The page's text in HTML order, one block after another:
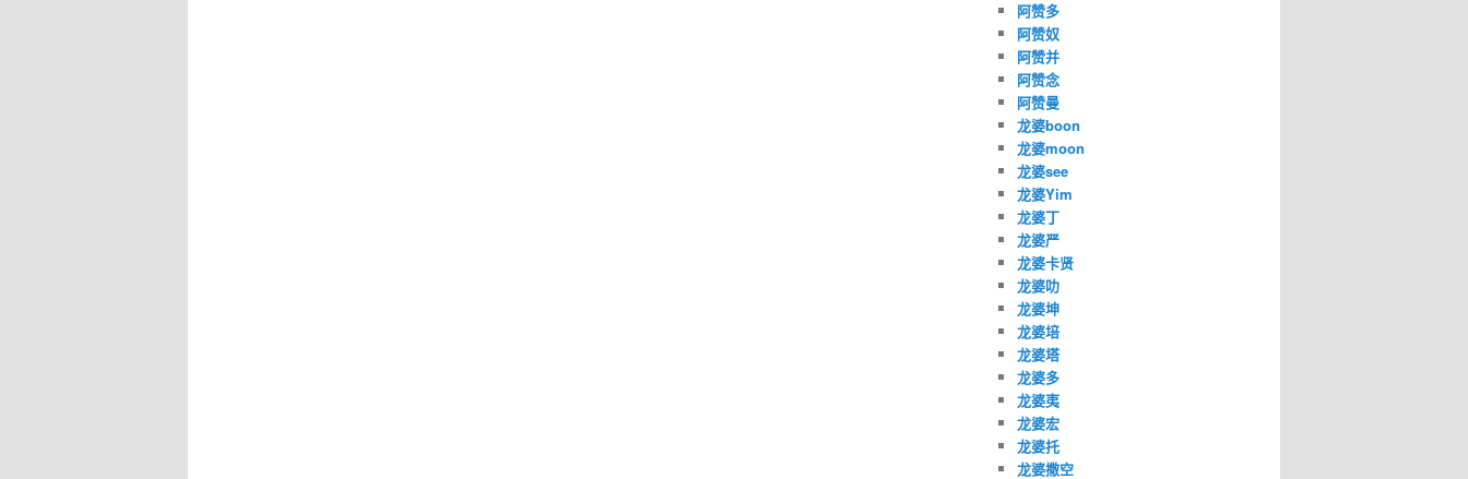
阿赞多
阿赞奴
阿赞并
阿赞念
阿赞曼
龙婆boon
龙婆moon
龙婆see
龙婆Yim
龙婆丁
龙婆严
龙婆卡贤
龙婆叻
龙婆坤
龙婆培
龙婆塔
龙婆多
龙婆夷
龙婆宏
龙婆托
龙婆撒空